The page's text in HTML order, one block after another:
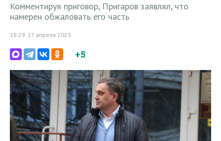
Комментируя приговор, Пригаров заявлял, что
намерен обжаловать его часть
18:29, 17 апреля 2023
+5